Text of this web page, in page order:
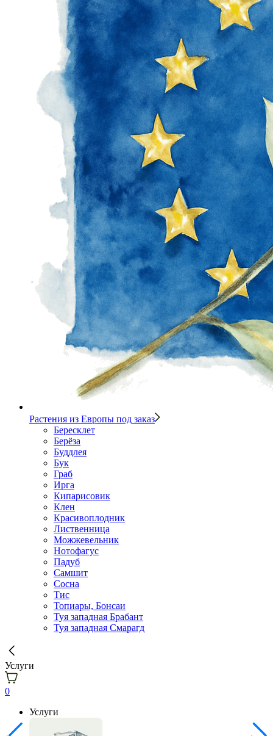
Растения из Европы под заказ
Бересклет
Берёза
Буддлея
Бук
Граб
Ирга
Кипарисовик
Клен
Красивоплодник
Лиственница
Можжевельник
Нотофагус
Падуб
Самшит
Сосна
Тис
Топиары, Бонсаи
Туя западная Брабант
Туя западная Смарагд
Услуги
0
Услуги